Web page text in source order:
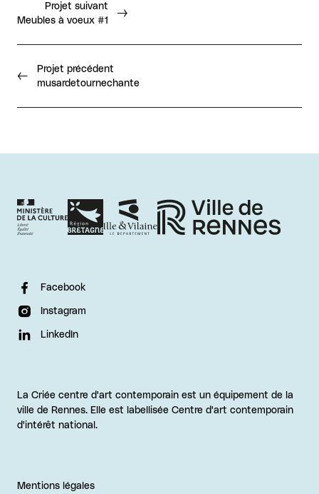
Projet précédent
musardetournechante
Projet suivant
Meubles à voeux #1
Facebook
Instagram
LinkedIn
La Criée centre d'art contemporain est un équipement de la
ville de Rennes. Elle est labellisée Centre d'art contemporain
d'intérêt national.
Mentions légales